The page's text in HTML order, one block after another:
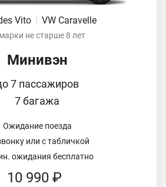
Vito VW Caravelle
не старше 8 лет
Минивэн
7 пассажиров
7 багажа
Ожидание поезда
или с табличкой
ожидания бесплатно
10 990 ₽